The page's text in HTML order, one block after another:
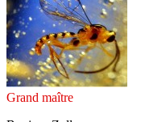
Grand maître